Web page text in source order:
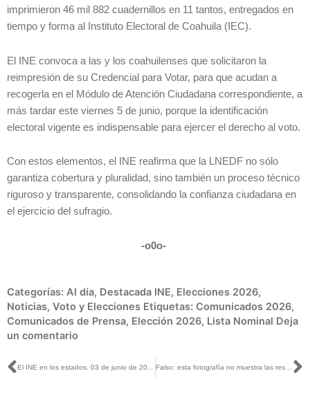
imprimieron 46 mil 882 cuadernillos en 11 tantos, entregados en
tiempo y forma al Instituto Electoral de Coahuila (IEC).
El INE convoca a las y los coahuilenses que solicitaron la
reimpresión de su Credencial para Votar, para que acudan a
recogerla en el Módulo de Atención Ciudadana correspondiente, a
más tardar este viernes 5 de junio, porque la identificación
electoral vigente es indispensable para ejercer el derecho al voto.
Con estos elementos, el INE reafirma que la LNEDF no sólo
garantiza cobertura y pluralidad, sino también un proceso técnico
riguroso y transparente, consolidando la confianza ciudadana en
el ejercicio del sufragio.
-o0o-
Categorías: Al día, Destacada INE, Elecciones 2026,
Noticias, Voto y Elecciones Etiquetas: Comunicados 2026,
Comunicados de Prensa, Elección 2026, Lista Nominal Deja
un comentario
Ant El INE en los estados, 03 de junio de 2026 Falso: esta fotografía no muestra las respuestas al examen del Servicio Profesional Electoral Nacional